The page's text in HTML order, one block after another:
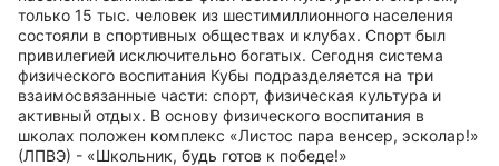
только 15 тыс. человек из шестимиллионного населения
состояли в спортивных обществах и клубах. Спорт был
привилегией исключительно богатых. Сегодня система
физического воспитания Кубы подразделяется на три
взаимосвязанные части: спорт, физическая культура и
активный отдых. В основу физического воспитания в
школах положен комплекс «Листос пара венсер, эсколар!»
(ЛПВЭ) - «Школьник, будь готов к победе!»